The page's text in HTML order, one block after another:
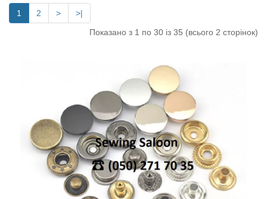
1 2 >
>|
Показано з 1 по 30 із 35 (всього 2 сторінок)